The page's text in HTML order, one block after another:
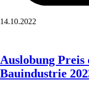
14.10.2022
Auslobung Preis
Bauindustrie